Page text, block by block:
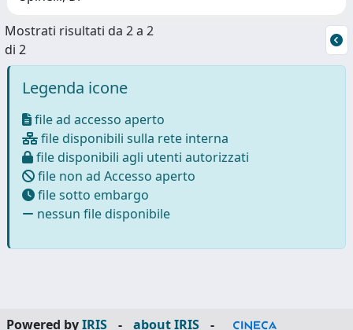
Mostrati risultati da 2 a 2
di 2
Legenda icone
file ad accesso aperto
file disponibili sulla rete interna
file disponibili agli utenti autorizzati
file non ad Accesso aperto
file sotto embargo
nessun file disponibile
Powered byIRIS - about IRIS -